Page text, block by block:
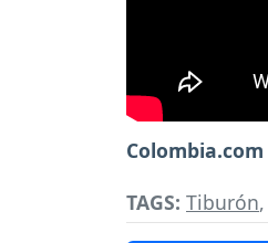
Colombia.com
TAGS: Tiburón,